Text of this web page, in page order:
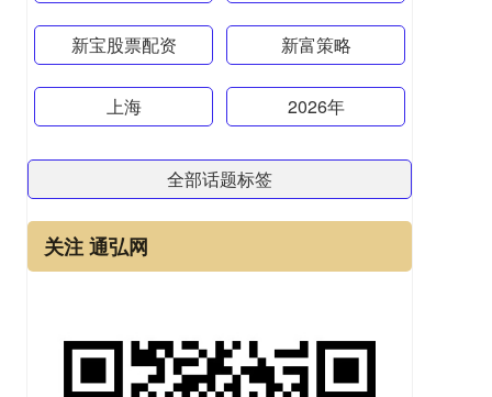
新宝股票配资 新富策略
上海 2026年
全部话题标签
关注 通弘网